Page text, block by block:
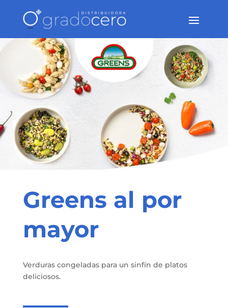
Greens al por
mayor
Verduras congeladas para un sinfín de platos
deliciosos.